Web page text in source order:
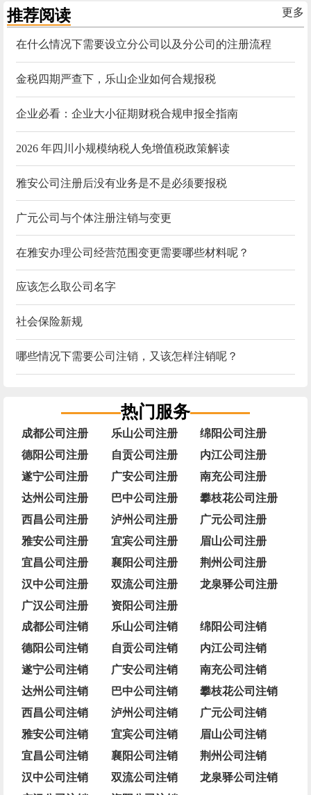
更多
推荐阅读
在什么情况下需要设立分公司以及分公司的注册流程
金税四期严查下，乐山企业如何合规报税
企业必看：企业大小征期财税合规申报全指南
2026 年四川小规模纳税人免增值税政策解读
雅安公司注册后没有业务是不是必须要报税
广元公司与个体注册注销与变更
在雅安办理公司经营范围变更需要哪些材料呢？
应该怎么取公司名字
社会保险新规
哪些情况下需要公司注销，又该怎样注销呢？
热门服务
成都公司注册 乐山公司注册
绵阳公司注册
德阳公司注册
自贡公司注册
内江公司注册
遂宁公司注册
广安公司注册
南充公司注册
达州公司注册
巴中公司注册
攀枝花公司注册
西昌公司注册
泸州公司注册
广元公司注册
雅安公司注册
宜宾公司注册
眉山公司注册
宜昌公司注册
襄阳公司注册
荆州公司注册
汉中公司注册
双流公司注册
龙泉驿公司注册
广汉公司注册
资阳公司注册
成都公司注销
乐山公司注销
绵阳公司注销
德阳公司注销
自贡公司注销
内江公司注销
遂宁公司注销
广安公司注销
南充公司注销
达州公司注销
巴中公司注销
攀枝花公司注销
西昌公司注销
泸州公司注销
广元公司注销
雅安公司注销
宜宾公司注销
眉山公司注销
宜昌公司注销
襄阳公司注销
荆州公司注销
汉中公司注销
双流公司注销
龙泉驿公司注销